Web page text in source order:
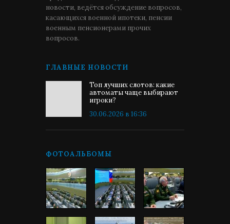
новости, ведётся обсуждение вопросов,
касающихся военной ипотеки, пенсии
военным пенсионерами прочих
вопросов.
ГЛАВНЫЕ НОВОСТИ
Топ лучших слотов: какие
автоматы чаще выбирают
игроки?
30.06.2026 в 16:36
ФОТОАЛЬБОМЫ